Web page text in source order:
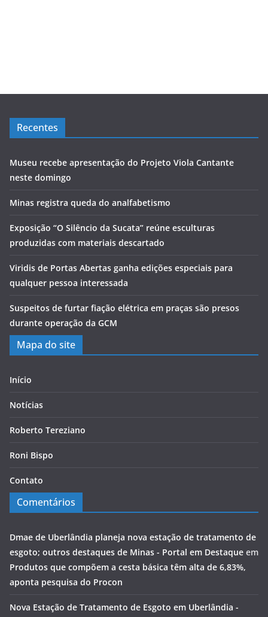
Recentes
Museu recebe apresentação do Projeto Viola Cantante
neste domingo
Minas registra queda do analfabetismo
Exposição “O Silêncio da Sucata” reúne esculturas
produzidas com materiais descartado
Viridis de Portas Abertas ganha edições especiais para
qualquer pessoa interessada
Suspeitos de furtar fiação elétrica em praças são presos
durante operação da GCM
Mapa do site
Início
Notícias
Roberto Tereziano
Roni Bispo
Contato
Comentários
Dmae de Uberlândia planeja nova estação de tratamento de
esgoto; outros destaques de Minas - Portal em Destaque em
Produtos que compõem a cesta básica têm alta de 6,83%,
aponta pesquisa do Procon
Nova Estação de Tratamento de Esgoto em Uberlândia -